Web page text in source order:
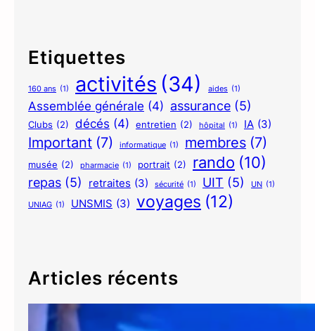
Etiquettes
160 ans (1) activités (34) aides (1)
Assemblée générale (4) assurance (5)
Clubs (2) décés (4) entretien (2) hôpital (1) IA (3)
Important (7) informatique (1) membres (7)
musée (2) pharmacie (1) portrait (2) rando (10)
repas (5) retraites (3) sécurité (1) UIT (5) UN (1)
UNIAG (1) UNSMIS (3) voyages (12)
Articles récents